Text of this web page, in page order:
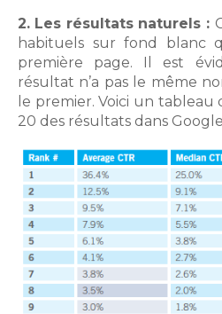
2. Les résultats naturels :
habituels sur fond blanc
première page. Il est
résultat n’a pas le même
le premier. Voici un
20 des résultats dans